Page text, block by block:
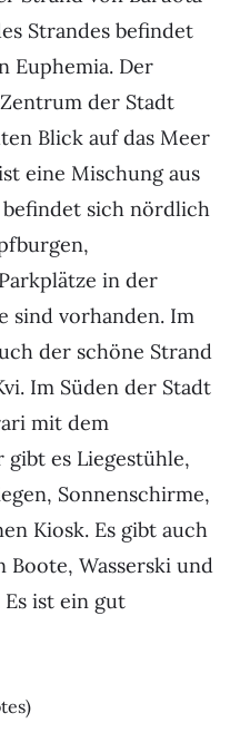
Strandes befindet
Euphemia. Der
der Stadt
Blick auf das Meer
eine Mischung aus
befindet sich nördlich
in der
sind vorhanden. Im
der schöne Strand
Im Süden der Stadt
mit dem
es Liegestühle,
Sonnenschirme,
Kiosk. Es gibt auch
Wasserski und
ist ein gut